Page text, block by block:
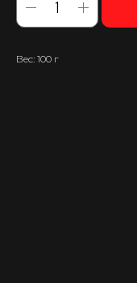
Вес: 100 г